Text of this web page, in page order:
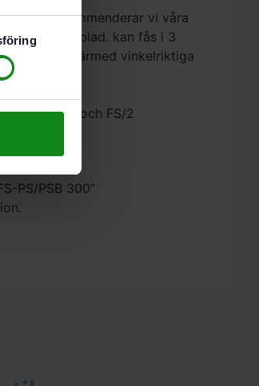
rekommenderar vi våra
blad. kan fås i 3
möjliggör därmed vinkelriktiga
FS och FS/2
PS/PSB 300”